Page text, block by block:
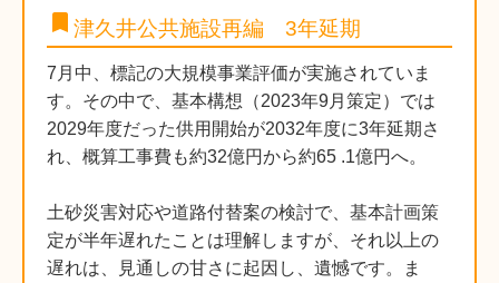
bookmark 津久井公共施設再編 3年延期
7月中、標記の大規模事業評価が実施されていま
す。その中で、基本構想（2023年9月策定）では
2029年度だった供用開始が2032年度に3年延期さ
れ、概算工事費も約32億円から約65 .1億円へ。
土砂災害対応や道路付替案の検討で、基本計画策
定が半年遅れたことは理解しますが、それ以上の
遅れは、見通しの甘さに起因し、遺憾です。ま